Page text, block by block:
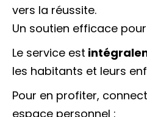
vers la réussite.
Un soutien efficace
Le service est
les habitants et leurs
Pour en profiter,
espace personnel :